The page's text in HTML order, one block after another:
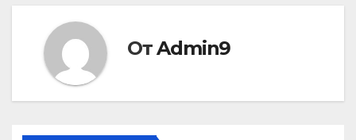
ОтAdmin9